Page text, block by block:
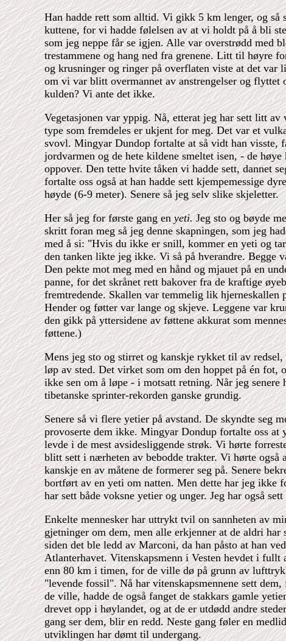
Han hadde rett som alltid. Vi gikk 5 km lenger, og så
kuttene, for vi hadde følelsen av at vi holdt på å bli
som jeg neppe får se igjen. Alle var overstrødd med
trestammene og hang ned fra grenene. Litt til høyre
og krusninger og ringer på overflaten viste at det
om vi var blitt overmannet av anstrengelser og
kulden? Vi ante det ikke.
Vegetasjonen var yppig. Nå, etterat jeg har sett litt
type som fremdeles er ukjent for meg. Det var et
svovl. Mingyar Dundop fortalte at så vidt han visste,
jordvarmen og de hete kildene smeltet isen, - de
oppover. Den tette hvite tåken vi hadde sett, dannet
fortalte oss også at han hadde sett kjempemessige
høyde (6-9 meter). Senere så jeg selv slike skjeletter.
Her så jeg for første gang enyeti.Jeg sto og bøyde
skritt foran meg så jeg denne skapningen, som jeg
med å si: "Hvis du ikke er snill, kommer en yeti og
den tanken likte jeg ikke. Vi så på hverandre. Begge
Den pekte mot meg med en hånd og mjauet på en
panne, for det skrånet rett bakover fra de kraftige
fremtredende. Skallen var temmelig lik hjerneskallen
Hender og føtter var lange og skjeve. Leggene var
den gikk på yttersidene av føttene akkurat som
føttene.)
Mens jeg sto og stirret og kanskje rykket til av
løp av sted. Det virket som om den hoppet på én fot,
ikke sen om å løpe - i motsatt retning. Når jeg
tibetanske sprinter-rekorden ganske grundig.
Senere så vi flere yetier på avstand. De skyndte seg
provoserte dem ikke. Mingyar Dondup fortalte oss
levde i de mest avsidesliggende strøk. Vi hørte
blitt sett i nærheten av bebodde trakter. Vi hørte
kanskje en av måtene de formerer seg på. Senere
bortført av en yeti om natten. Men dette har jeg ikke
har sett både voksne yetier og unger. Jeg har også
Enkelte mennesker har uttrykt tvil on sannheten av
gjetninger om dem, men alle erkjenner at de aldri
siden det ble ledd av Marconi, da han påsto at han
Atlanterhavet. Vitenskapsmenn i Vesten hevdet i
enn 80 km i timen, for de ville dø på grunn av
"levende fossil". Nå har vitenskapsmennene sett
de ville, hadde de også fanget de stakkars gamle
drevet opp i høylandet, og at de er utdødd andre
gang ser dem, blir en redd. Neste gang føler en
utviklingen har dømt til undergang.